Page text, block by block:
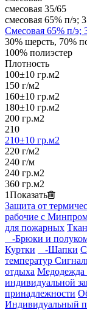
смесовая 35/65
смесовая 65% п/э;
Смесовая 65% п/э;
30% шерсть, 70%
100% полиэстер
Плотность
100±10 гр.м2
150 г/м2
160±10 гр.м2
180±10 гр.м2
200 гр.м2
210
210±10 гр.м2
220 г/м2
240 г/м
240 гр.м2
360 гр.м2
1Показать
Защита от
рабочие с
для пожарных
-Брюки и
Куртки
-Шапки
температур
отдыха Медодежда
индивидуальной
принадлежности
Индивидуальный